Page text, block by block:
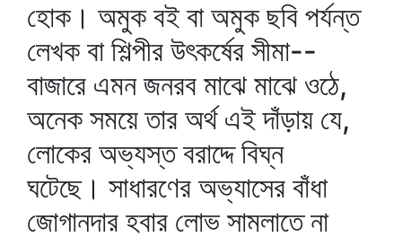
হোক। অমুক বই বা অমুক ছবি পর্যন্ত
লেখক বা শিল্পীর উৎকর্ষের সীমা--
বাজারে এমন জনরব মাঝে মাঝে ওঠে,
অনেক সময়ে তার অর্থ এই দাঁড়ায় যে,
লোকের অভ্যস্ত বরাদ্দে বিঘ্ন
ঘটেছে। সাধারণের অভ্যাসের বাঁধা
জোগানদার হবার লোভ সামলাতে না